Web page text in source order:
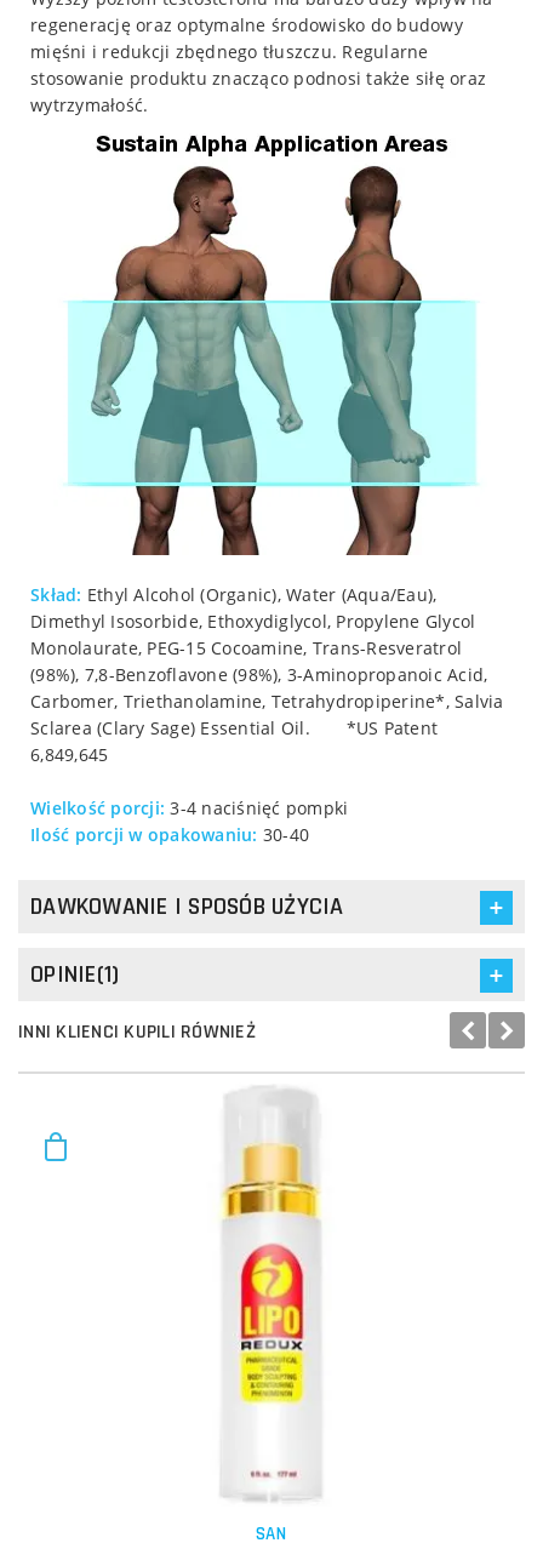
regenerację oraz optymalne środowisko do budowy
mięśni i redukcji zbędnego tłuszczu. Regularne
stosowanie produktu znacząco podnosi także siłę oraz
wytrzymałość.
Skład: Ethyl Alcohol (Organic), Water (Aqua/Eau),
Dimethyl Isosorbide, Ethoxydiglycol, Propylene Glycol
Monolaurate, PEG-15 Cocoamine, Trans-Resveratrol
(98%), 7,8-Benzoflavone (98%), 3-Aminopropanoic Acid,
Carbomer, Triethanolamine, Tetrahydropiperine*, Salvia
Sclarea (Clary Sage) Essential Oil. *US Patent
6,849,645
Wielkość porcji: 3-4 naciśnięć pompki
Ilość porcji w opakowaniu: 30-40
DAWKOWANIE I SPOSÓB UŻYCIA
OPINIE(1)
INNI KLIENCI KUPILI RÓWNIEŻ
SAN